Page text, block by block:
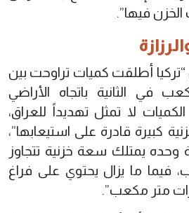
الخزن فيها”.
“تركيا أطلقت كميات تراوحت بين
متر مكعب في الثانية باتجاه الأراضي
لا تمثل تهديداً للعراق،
كبيرة قادرة على استيعابها”،
يمتلك سعة خزنية تتجاوز
فيما ما يزال يحتوي على فراغ